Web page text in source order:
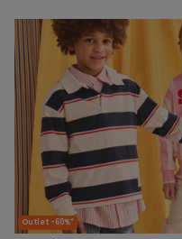
Outlet -60%*